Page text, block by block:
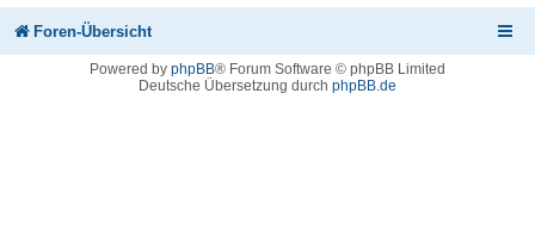
Foren-Übersicht
Powered by phpBB® Forum Software © phpBB Limited
Deutsche Übersetzung durch phpBB.de